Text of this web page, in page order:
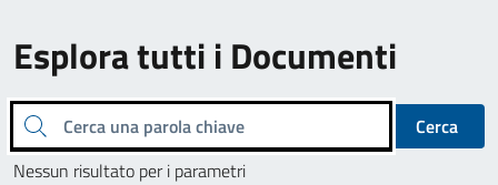
Esplora tutti i Documenti
Cerca una parola chiave
Cerca
Nessun risultato per i parametri